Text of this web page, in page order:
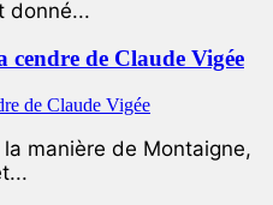
donné...
de Claude Vigée
manière de Montaigne,